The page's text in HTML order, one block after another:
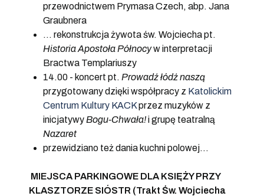
przewodnictwem Prymasa Czech, abp. Jana
Graubnera
... rekonstrukcja żywota św. Wojciecha pt.
Historia Apostoła Północyw interpretacji
Bractwa Templariuszy
14.00 - koncert pt. Prowadź łódź naszą
przygotowany dzięki współpracy z Katolickim
Centrum Kultury KACKprzez muzyków z
inicjatywy Bogu-Chwała!i grupę teatralną
Nazaret
przewidziano też dania kuchni polowej...
MIEJSCA PARKINGOWE DLA KSIĘŻY PRZY
KLASZTORZE SIÓSTR (Trakt Św. Wojciecha